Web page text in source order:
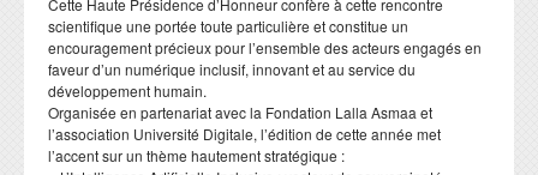
scientifique une portée toute particulière et constitue un
encouragement précieux pour l’ensemble des acteurs engagés en
faveur d’un numérique inclusif, innovant et au service du
développement humain.
​Organisée en partenariat avec la Fondation Lalla Asmaa et
l’association Université Digitale, l’édition de cette année met
l’accent sur un thème hautement stratégique :